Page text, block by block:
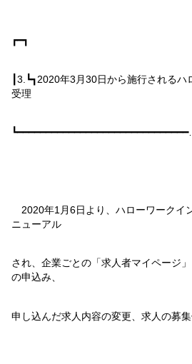
┏━┓
3. ┗┓2020年3 月30日から施行されるハ
受理
2020年1 月6日より、ハローワークイ
ニューアル
され、企業ごとの「求人者マイページ
の申込み、
申し込んだ求人内容の変更、求人の募